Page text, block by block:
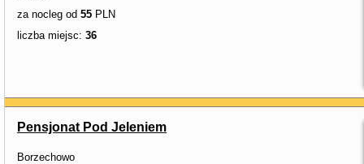
za nocleg od 55 PLN
liczba miejsc: 36
Pensjonat Pod Jeleniem
Borzechowo